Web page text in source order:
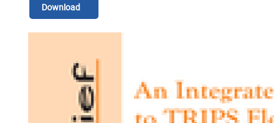
Download